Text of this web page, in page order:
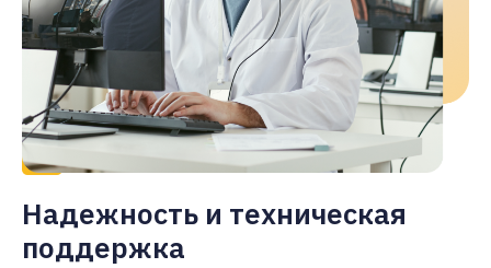
Надежность и техническая
поддержка